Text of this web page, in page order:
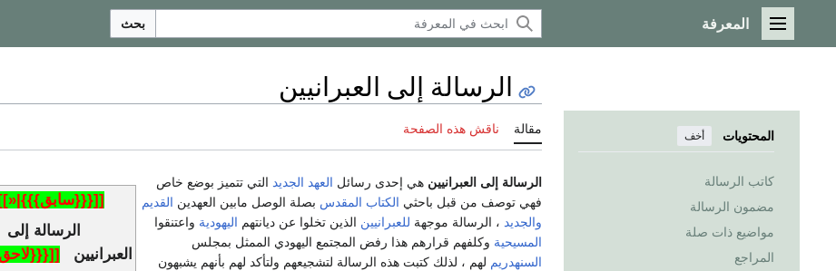
القائمة الرئيسية
المعرفة بحث
المحتويات أخف
كاتب الرسالة
مضمون الرسالة
مواضيع ذات صلة
المراجع
الرسالة إلى العبرانيين
مقالة ناقش هذه الصفحة
الرسالة إلى
العبرانيين
الرسالة إلى العبرانيين هي إحدى رسائل العهد الجديد التي تتميز بوضع خاص
فهي توصف من قبل باحثي الكتاب المقدس بصلة الوصل مابين العهدين القديم
والجديد ، الرسالة موجهة للعبرانيين الذين تخلوا عن ديانتهم اليهودية واعتنقوا
المسيحية وكلفهم قرارهم هذا رفض المجتمع اليهودي الممثل بمجلس
السنهدريم لهم ، لذلك كتبت هذه الرسالة لتشجيعهم ولتأكد لهم بأنهم يشبهون